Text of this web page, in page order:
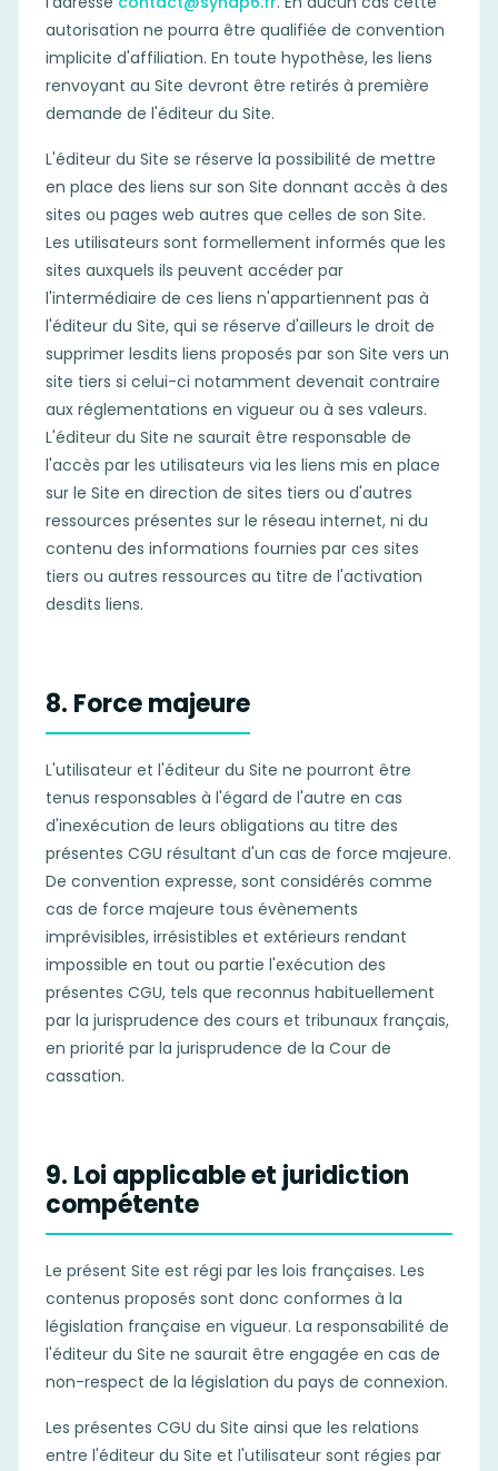
autorisation ne pourra être qualifiée de convention
implicite d'affiliation. En toute hypothèse, les liens
renvoyant au Site devront être retirés à première
demande de l'éditeur du Site.
L'éditeur du Site se réserve la possibilité de mettre
en place des liens sur son Site donnant accès à des
sites ou pages web autres que celles de son Site.
Les utilisateurs sont formellement informés que les
sites auxquels ils peuvent accéder par
l'intermédiaire de ces liens n'appartiennent pas à
l'éditeur du Site, qui se réserve d'ailleurs le droit de
supprimer lesdits liens proposés par son Site vers un
site tiers si celui-ci notamment devenait contraire
aux réglementations en vigueur ou à ses valeurs.
L'éditeur du Site ne saurait être responsable de
l'accès par les utilisateurs via les liens mis en place
sur le Site en direction de sites tiers ou d'autres
ressources présentes sur le réseau internet, ni du
contenu des informations fournies par ces sites
tiers ou autres ressources au titre de l'activation
desdits liens.
8. Force majeure
L'utilisateur et l'éditeur du Site ne pourront être
tenus responsables à l'égard de l'autre en cas
d'inexécution de leurs obligations au titre des
présentes CGU résultant d'un cas de force majeure.
De convention expresse, sont considérés comme
cas de force majeure tous évènements
imprévisibles, irrésistibles et extérieurs rendant
impossible en tout ou partie l'exécution des
présentes CGU, tels que reconnus habituellement
par la jurisprudence des cours et tribunaux français,
en priorité par la jurisprudence de la Cour de
cassation.
9. Loi applicable et juridiction
compétente
Le présent Site est régi par les lois françaises. Les
contenus proposés sont donc conformes à la
législation française en vigueur. La responsabilité de
l'éditeur du Site ne saurait être engagée en cas de
non-respect de la législation du pays de connexion.
Les présentes CGU du Site ainsi que les relations
entre l'éditeur du Site et l'utilisateur sont régies par